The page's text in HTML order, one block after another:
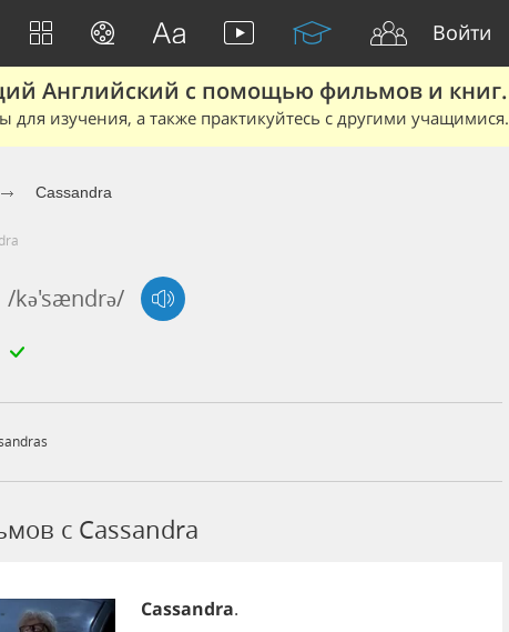
Войти
Английский с помощью фильмов и книг.
для изучения, а также практикуйтесь с другими учащимися.
Cassandra
/kə'sændrə/
c Cassandra
Cassandra.